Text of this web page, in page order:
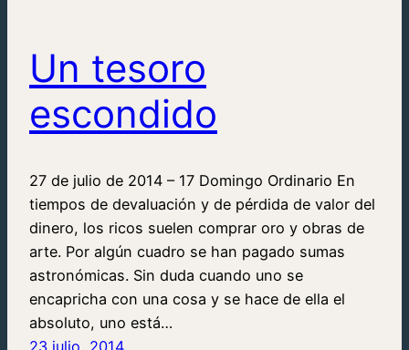
Un tesoro
escondido
27 de julio de 2014 – 17 Domingo Ordinario En
tiempos de devaluación y de pérdida de valor del
dinero, los ricos suelen comprar oro y obras de
arte. Por algún cuadro se han pagado sumas
astronómicas. Sin duda cuando uno se
encapricha con una cosa y se hace de ella el
absoluto, uno está…